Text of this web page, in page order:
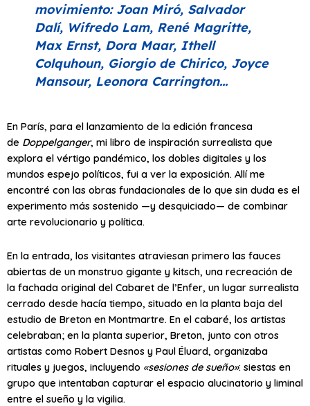
movimiento: Joan Miró, Salvador
Dalí, Wifredo Lam, René Magritte,
Max Ernst, Dora Maar, Ithell
Colquhoun, Giorgio de Chirico, Joyce
Mansour, Leonora Carrington…
En París, para el lanzamiento de la edición francesa
de Doppelganger, mi libro de inspiración surrealista que
explora el vértigo pandémico, los dobles digitales y los
mundos espejo políticos, fui a ver la exposición. Allí me
encontré con las obras fundacionales de lo que sin duda es el
experimento más sostenido —y desquiciado— de combinar
arte revolucionario y política.
En la entrada, los visitantes atraviesan primero las fauces
abiertas de un monstruo gigante y kitsch, una recreación de
la fachada original del Cabaret de l’Enfer, un lugar surrealista
cerrado desde hacía tiempo, situado en la planta baja del
estudio de Breton en Montmartre. En el cabaré, los artistas
celebraban; en la planta superior, Breton, junto con otros
artistas como Robert Desnos y Paul Éluard, organizaba
rituales y juegos, incluyendo «sesiones de sueño»: siestas en
grupo que intentaban capturar el espacio alucinatorio y liminal
entre el sueño y la vigilia.